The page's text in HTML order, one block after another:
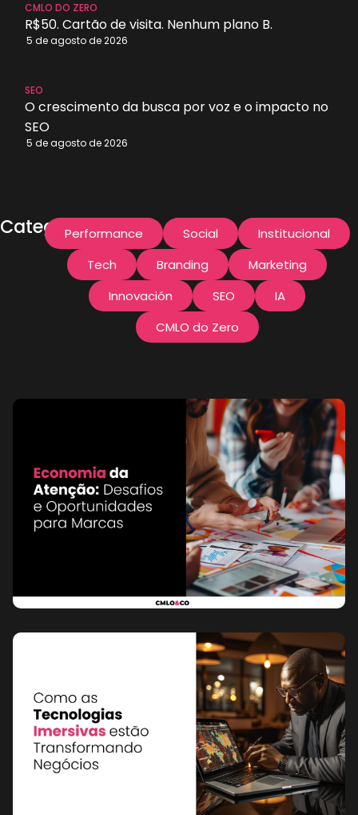
O que é
Landing
Page?
Entenda
estratégicas
para gerar
conversões
CMLO DO ZERO
R$50. Cartão de visita. Nenhum plano B.
5 de agosto de 2026
SEO
O crescimento da busca por voz e o impacto no
SEO
5 de agosto de 2026
Categorías:Performance Social
Institucional
Tech
Branding
Marketing
Innovación
SEO
IA
CMLO do Zero
27 de diciembre
de 2024